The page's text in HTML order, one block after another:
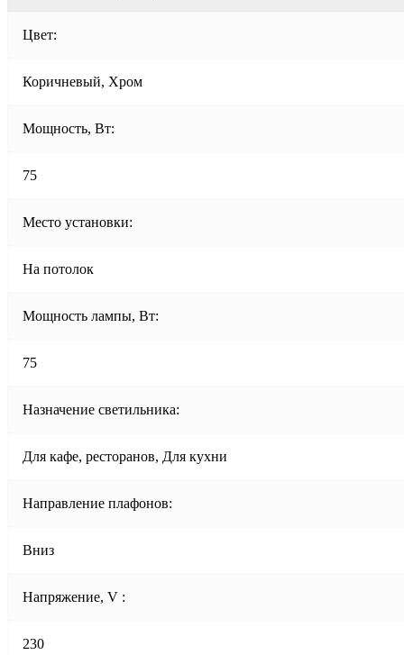
Цвет:
Коричневый, Хром
Мощность, Вт:
75
Место установки:
На потолок
Мощность лампы, Вт:
75
Назначение светильника:
Для кафе, ресторанов, Для кухни
Направление плафонов:
Вниз
Напряжение, V :
230